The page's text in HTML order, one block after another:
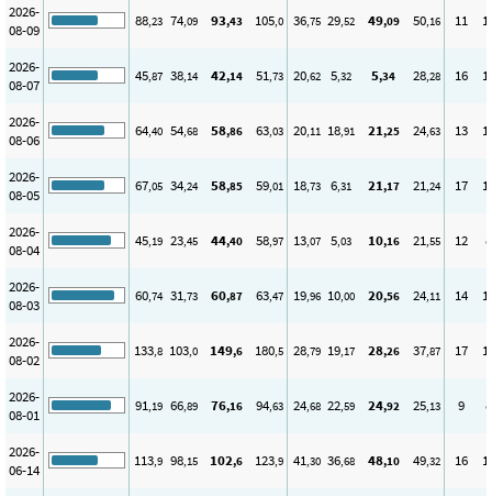
2026-
08-09
88,23 74,09 93,43 105,0 36,75 29,52 49,09 50,16 11
2026-
08-07
45,87 38,14 42,14 51,73 20,62 5,32 5,34 28,28 16
2026-
08-06
64,40 54,68 58,86 63,03 20,11 18,91 21,25 24,63 13
2026-
08-05
67,05 34,24 58,85 59,01 18,73 6,31 21,17 21,24 17
2026-
08-04
45,19 23,45 44,40 58,97 13,07 5,03 10,16 21,55 12 8
2026-
08-03
60,74 31,73 60,87 63,47 19,96 10,00 20,56 24,11 14
2026-
08-02
133,8 103,0 149,6 180,5 28,79 19,17 28,26 37,87 17
2026-
08-01
91,19 66,89 76,16 94,63 24,68 22,59 24,92 25,13 9 8
2026-
06-14
113,9 98,15 102,6 123,9 41,30 36,68 48,10 49,32 16